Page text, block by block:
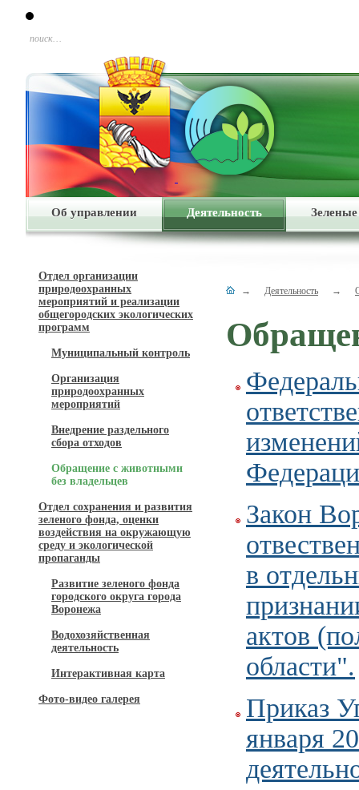
поиск…
Об управлении Деятельность
Отдел организации
природоохранных
мероприятий и реализации
общегородских экологических
программ
Муниципальный контроль
Организация
природоохранных
мероприятий
Внедрение раздельного
сбора отходов
Обращение с животными
без владельцев
Отдел сохранения и развития
зеленого фонда, оценки
воздействия на окружающую
среду и экологической
пропаганды
Развитие зеленого фонда
городского округа города
Воронежа
Водохозяйственная
деятельность
Интерактивная карта
Фото-видео галерея
→ Деятельность →
Закон
в
актов
области".
Приказ
января